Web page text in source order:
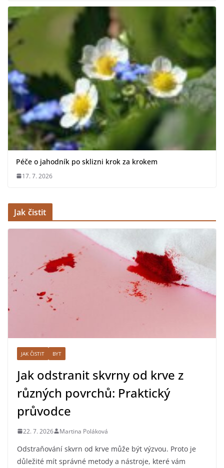
Péče o jahodník po sklizni krok za krokem
17. 7. 2026
Jak čistit
JAK ČISTIT BYT
Jak odstranit skvrny od krve z
různých povrchů: Praktický
průvodce
22. 7. 2026 Martina Poláková
Odstraňování skvrn od krve může být výzvou. Proto je
důležité mít správné metody a nástroje, které vám